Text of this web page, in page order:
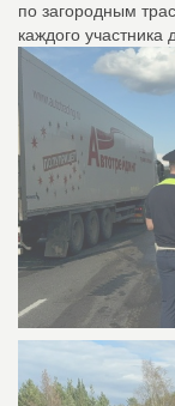
по загородным
каждого участника